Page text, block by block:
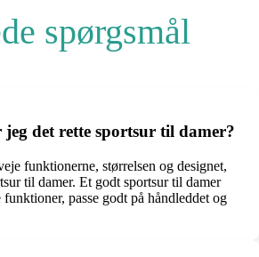
spørgsmål
det rette sportsur til damer?
funktionerne, størrelsen og designet,
til damer. Et godt sportsur til damer
funktioner, passe godt på håndleddet og